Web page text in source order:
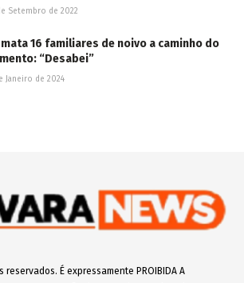
Setembro de 2022
mata 16 familiares de noivo a caminho do
“Desabei”
Janeiro de 2024
É expressamente PROIBIDA A